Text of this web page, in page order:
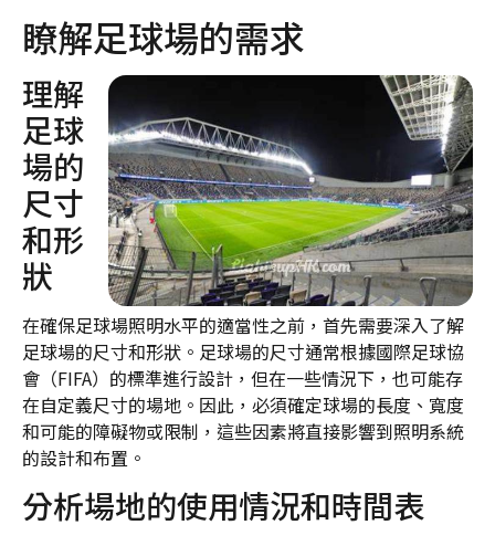
瞭解足球場的需求
理解
足球
場的
尺寸
和形
狀
在確保足球場照明水平的適當性之前，首先需要深入了解
足球場的尺寸和形狀。足球場的尺寸通常根據國際足球協
會（FIFA）的標準進行設計，但在一些情況下，也可能存
在自定義尺寸的場地。因此，必須確定球場的長度、寬度
和可能的障礙物或限制，這些因素將直接影響到照明系統
的設計和布置。
分析場地的使用情況和時間表